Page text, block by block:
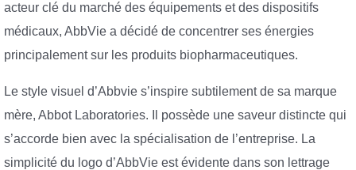
acteur clé du marché des équipements et des dispositifs
médicaux, AbbVie a décidé de concentrer ses énergies
principalement sur les produits biopharmaceutiques.
Le style visuel d’Abbvie s’inspire subtilement de sa marque
mère, Abbot Laboratories. Il possède une saveur distincte qui
s’accorde bien avec la spécialisation de l’entreprise. La
simplicité du logo d’AbbVie est évidente dans son lettrage